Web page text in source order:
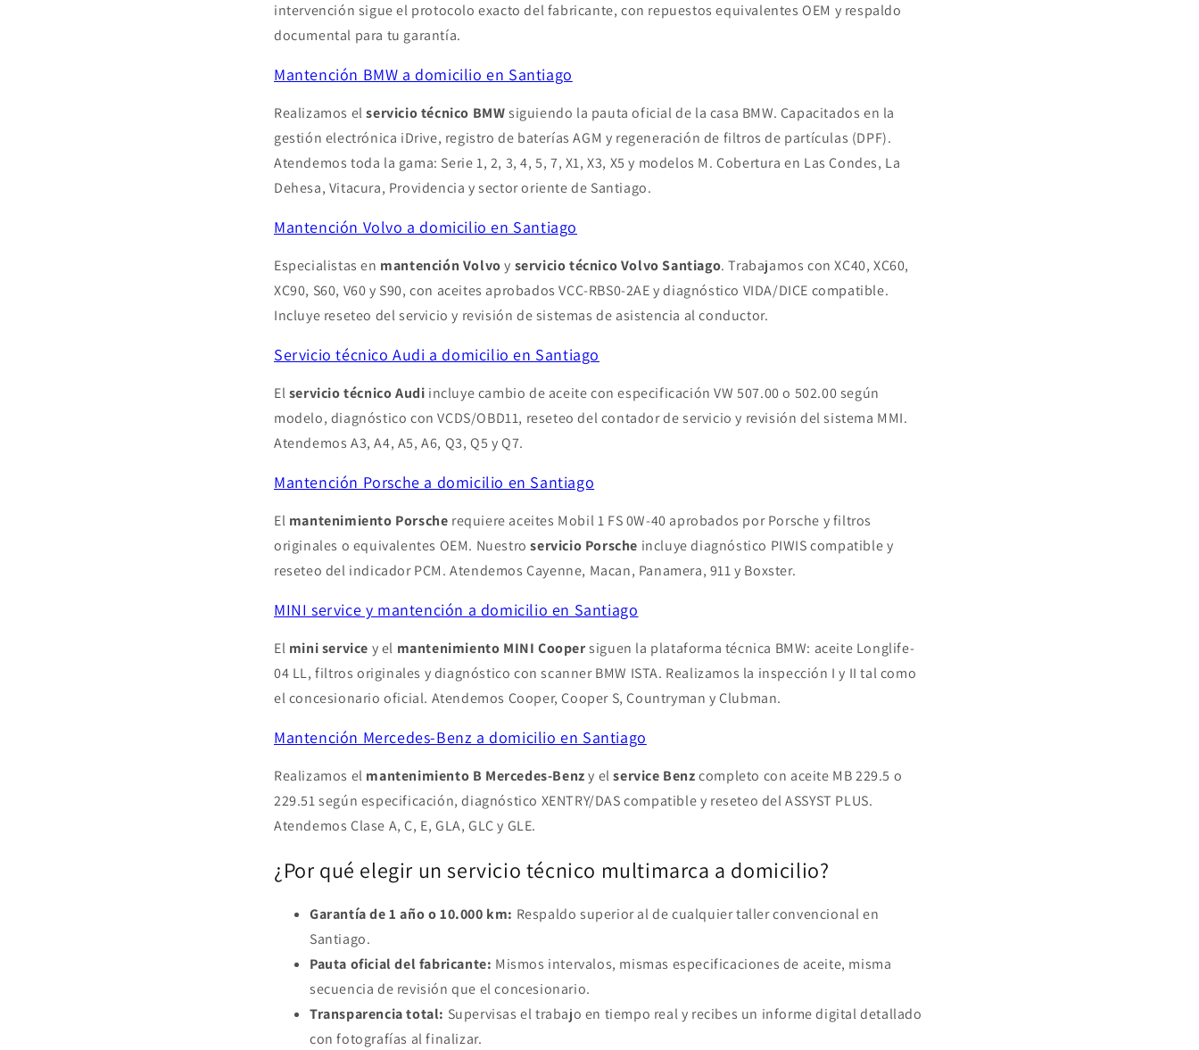
intervención sigue el protocolo exacto del fabricante, con repuestos equivalentes OEM y respaldo
documental para tu garantía.
Mantención BMW a domicilio en Santiago
Realizamos elservicio técnico BMWsiguiendo la pauta oficial de la casa BMW. Capacitados en la
gestión electrónica iDrive, registro de baterías AGM y regeneración de filtros de partículas (DPF).
Atendemos toda la gama: Serie 1, 2, 3, 4, 5, 7, X1, X3, X5 y modelos M. Cobertura en Las Condes, La
Dehesa, Vitacura, Providencia y sector oriente de Santiago.
Mantención Volvo a domicilio en Santiago
Especialistas en mantención Volvoy servicio técnico Volvo Santiago. Trabajamos con XC40, XC60,
XC90, S60, V60 y S90, con aceites aprobados VCC-RBS0-2AE y diagnóstico VIDA/DICE compatible.
Incluye reseteo del servicio y revisión de sistemas de asistencia al conductor.
Servicio técnico Audi a domicilio en Santiago
Elservicio técnico Audi incluye cambio de aceite con especificación VW 507.00 o 502.00 según
modelo, diagnóstico con VCDS/OBD11, reseteo del contador de servicio y revisión del sistema MMI.
Atendemos A3, A4, A5, A6, Q3, Q5 y Q7.
Mantención Porsche a domicilio en Santiago
El mantenimiento Porsche requiere aceites Mobil 1 FS 0W-40 aprobados por Porsche y filtros
originales o equivalentes OEM. Nuestroservicio Porsche incluye diagnóstico PIWIS compatible y
reseteo del indicador PCM. Atendemos Cayenne, Macan, Panamera, 911 y Boxster.
MINI service y mantención a domicilio en Santiago
El mini service y el mantenimiento MINI Coopersiguen la plataforma técnica BMW: aceite Longlife-
04 LL, filtros originales y diagnóstico con scanner BMW ISTA. Realizamos la inspección I y II tal como
el concesionario oficial. Atendemos Cooper, Cooper S, Countryman y Clubman.
Mantención Mercedes-Benz a domicilio en Santiago
Realizamos el mantenimiento B Mercedes-Benzy elservice Benzcompleto con aceite MB 229.5 o
229.51 según especificación, diagnóstico XENTRY/DAS compatible y reseteo del ASSYST PLUS.
Atendemos Clase A, C, E, GLA, GLC y GLE.
¿Por qué elegir un servicio técnico multimarca a domicilio?
Garantía de 1 año o 10.000 km: Respaldo superior al de cualquier taller convencional en
Santiago.
Pauta oficial del fabricante: Mismos intervalos, mismas especificaciones de aceite, misma
secuencia de revisión que el concesionario.
Transparencia total: Supervisas el trabajo en tiempo real y recibes un informe digital detallado
con fotografías al finalizar.